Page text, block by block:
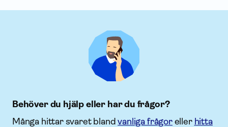
Behöver du hjälp eller har du frågor?
Många hittar svaret blandvanliga frågoreller hitta